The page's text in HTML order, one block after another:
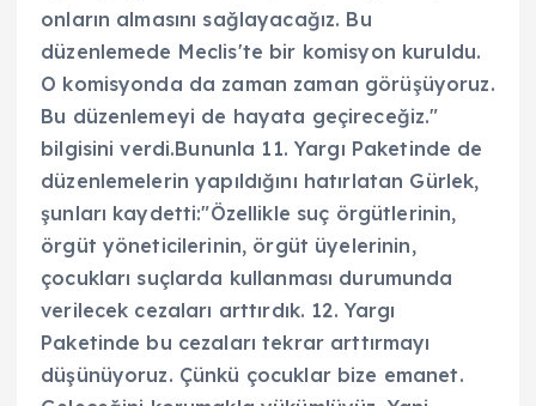
onların almasını sağlayacağız. Bu
düzenlemede Meclis'te bir komisyon kuruldu.
O komisyonda da zaman zaman görüşüyoruz.
Bu düzenlemeyi de hayata geçireceğiz."
bilgisini verdi.Bununla 11. Yargı Paketinde de
düzenlemelerin yapıldığını hatırlatan Gürlek,
şunları kaydetti:"Özellikle suç örgütlerinin,
örgüt yöneticilerinin, örgüt üyelerinin,
çocukları suçlarda kullanması durumunda
verilecek cezaları arttırdık. 12. Yargı
Paketinde bu cezaları tekrar arttırmayı
düşünüyoruz. Çünkü çocuklar bize emanet.